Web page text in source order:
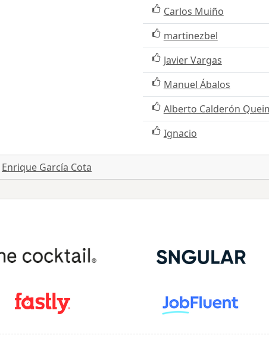
Carlos Muiño
martinezbel
Javier Vargas
Manuel Ábalos
Alberto Calderón
Ignacio
Enrique García Cota